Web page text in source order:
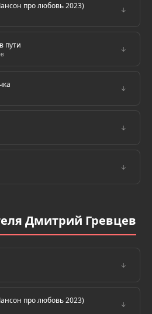
про любовь 2023) ↓
пути ↓
↓
↓
↓
Дмитрий Гревцев
↓
про любовь 2023) ↓